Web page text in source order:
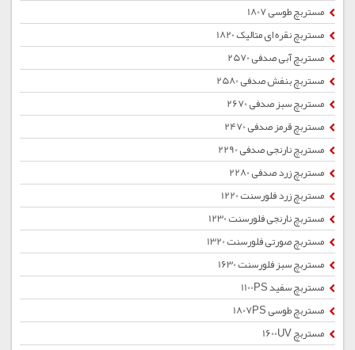
مستربچ طوسی 1807
مستربچ نقره ای متالیک 1820
مستربچ آبی صدفی 2570
مستربچ بنفش صدفی 2580
مستربچ سبز صدفی 2670
مستربچ قرمز صدفی 2470
مستربچ نارنجی صدفی 2290
مستربچ زرد صدفی 2280
مستربچ زرد فلورسنت 1220
مستربچ نارنجی فلورسنت 1230
مستربچ صورتی فلورسنت 1320
مستربچ سبز فلورسنت 1630
مستربچ سفید 1100PS
مستربچ طوسی 1807PS
مستربچ 1600UV